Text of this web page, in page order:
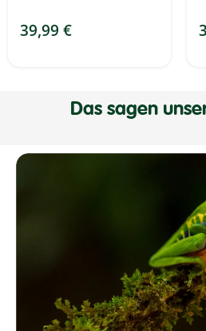
39,99 €
Das sagen